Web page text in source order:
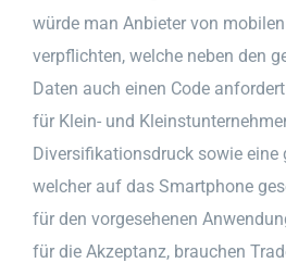
würde man Anbieter von
verpflichten, welche neben den
Daten auch einen Code
für Klein- und
Diversifikationsdruck sowie eine
welcher auf das Smartphone
für den vorgesehenen
für die Akzeptanz, brauchen